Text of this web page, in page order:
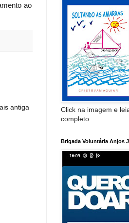
ao
antiga
Click na imagem e
completo.
Brigada Voluntária Anjos